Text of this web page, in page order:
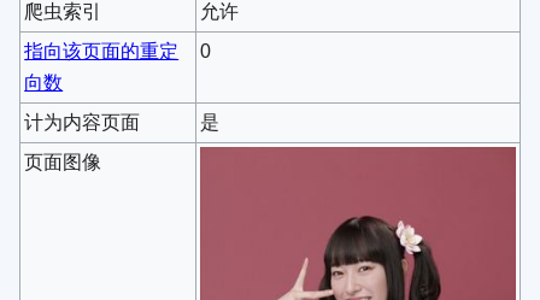
爬虫索引
允许
指向该页面的重定
向数
0
计为内容页面
是
页面图像